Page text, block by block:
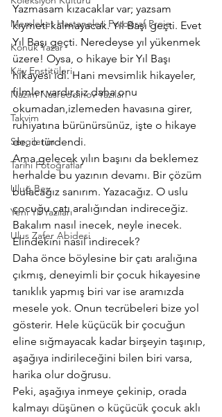
Memleket Hastaneleri Fotoğraf Proje
Konuk Yazar
Köy Enstitüleri
Nazim Nasreddinov Yazıları
Takvim
Sergilerim
Tarihi Fotoğraflar
Uluğ Bey
Yeni Yıl Yazıları
Ulus Zafer Abidesi
Yazmasam kızacaklar var; yazsam
kıymeti kalmayacak. Yıl Başı geçti. Evet
Yıl Başı geçti. Neredeyse yıl yükenmek
üzere! Oysa, o hikaye bir Yıl Başı
hikayesi idi. Hani mevsimlik hikayeler,
filmler vardır,siz daha onu
okumadan,izlemeden havasına girer,
ruhiyatına bürünürsünüz, işte o hikaye
de, o türdendi.
Ama gelecek yılın başını da beklemez
herhalde bu yazının devamı. Bir çözüm
bulacağız sanırım. Yazacağız. O uslu
çocuğu çatı aralığından indireceğiz.
Bakalım nasıl inecek, neyle inecek.
Elindekini nasıl indirecek?
Daha önce böylesine bir çatı aralığına
çıkmış, deneyimli bir çocuk hikayesine
tanıklık yapmış biri var ise aramızda
mesele yok. Onun tecrübeleri bize yol
gösterir. Hele küçücük bir çocuğun
eline sığmayacak kadar birşeyin taşınıp,
aşağıya indirileceğini bilen biri varsa,
harika olur doğrusu.
Peki, aşağıya inmeye çekinip, orada
kalmayı düşünen o küçücük çocuk aklı